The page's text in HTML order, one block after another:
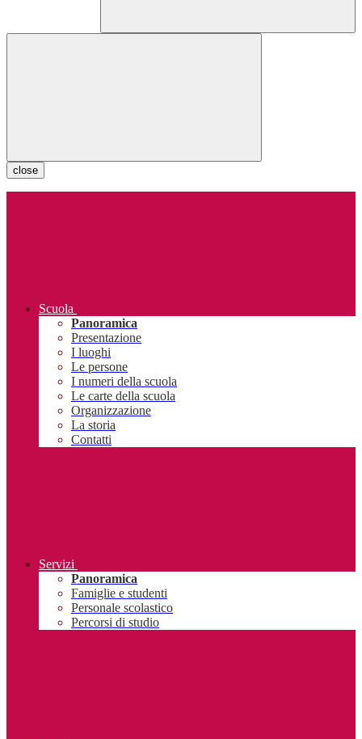
close
Scuola
Panoramica
Presentazione
I luoghi
Le persone
I numeri della scuola
Le carte della scuola
Organizzazione
La storia
Contatti
Servizi
Panoramica
Famiglie e studenti
Personale scolastico
Percorsi di studio